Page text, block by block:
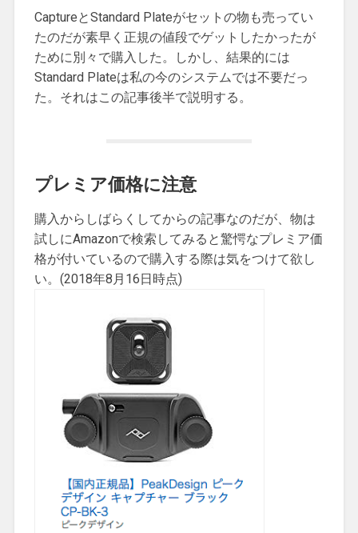
CaptureとStandard Plateがセットの物も売ってい
たのだが素早く正規の値段でゲットしたかったが
ために別々で購入した。しかし、結果的には
Standard Plateは私の今のシステムでは不要だっ
た。それはこの記事後半で説明する。
プレミア価格に注意
購入からしばらくしてからの記事なのだが、物は
試しにAmazonで検索してみると驚愕なプレミア価
格が付いているので購入する際は気をつけて欲し
い。(2018年8月16日時点)